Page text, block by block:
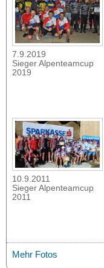
7.9.2019
Sieger Alpenteamcup
2019
10.9.2011
Sieger Alpenteamcup
2011
Mehr Fotos